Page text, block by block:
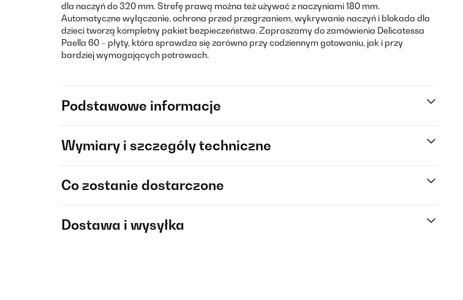
dla naczyń do 320 mm. Strefę prawą można też używać z naczyniami 180 mm.
Automatyczne wyłączanie, ochrona przed przegrzaniem, wykrywanie naczyń i blokada dla
dzieci tworzą kompletny pakiet bezpieczeństwa. Zapraszamy do zamówienia Delicatessa
Paella 60 – płyty, która sprawdza się zarówno przy codziennym gotowaniu, jak i przy
bardziej wymagających potrawach.
Podstawowe informacje
Wymiary i szczegóły techniczne
Co zostanie dostarczone
Dostawa i wysyłka